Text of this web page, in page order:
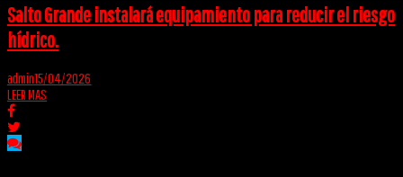
Salto Grande instalará equipamiento para reducir el riesgo
hídrico.
admin15/04/2026
LEER MAS